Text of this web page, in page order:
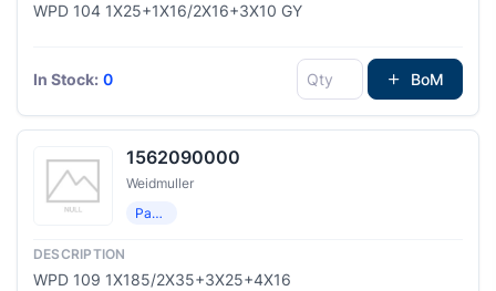
WPD 104 1X25+1X16/2X16+3X10 GY
In Stock: 0 BoM
1562090000
Weidmuller
Распределение мощности
WPD 109 1X185/2X35+3X25+4X16